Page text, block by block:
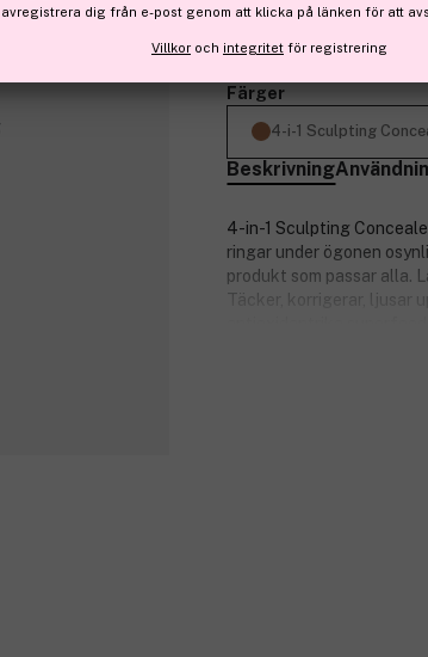
Finns online
Färger
4-i-1 Sculpting
Beskrivning
4-in-1 Sculpting
ringar under ögonen
produkt som passar alla.
Täcker, korrigerar, ljusar
Inkapslad retinol:
dig från e-post genom att klicka på länken för att
Villkor och integritet för registrering